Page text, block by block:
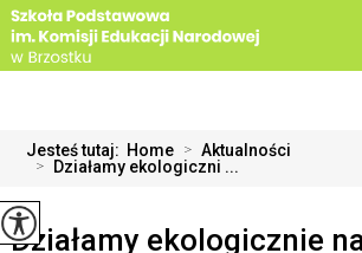
Jesteś tutaj: Home > Aktualności
> Działamy ekologiczni ...
Działamy ekologicznie